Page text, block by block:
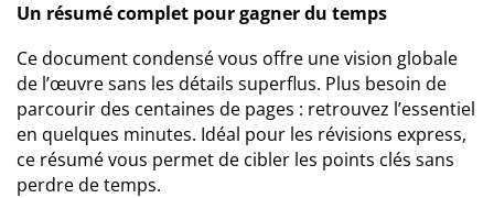
Un résumé complet pour gagner du temps
Ce document condensé vous offre une vision globale
de l’œuvre sans les détails superflus. Plus besoin de
parcourir des centaines de pages : retrouvez l’essentiel
en quelques minutes. Idéal pour les révisions express,
ce résumé vous permet de cibler les points clés sans
perdre de temps.